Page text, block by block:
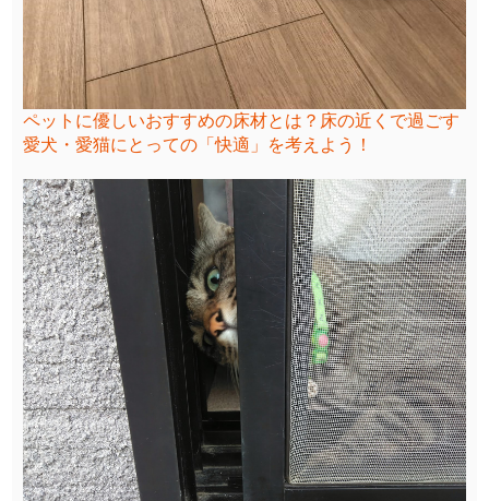
ペットに優しいおすすめの床材とは？床の近くで過ごす
愛犬・愛猫にとっての「快適」を考えよう！